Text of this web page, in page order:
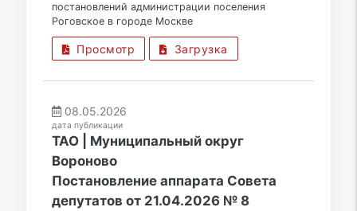
постановлений администрации поселения
Роговское в городе Москве
Просмотр Загрузка
08.05.2026
дата публикации
ТАО | Муниципальный округ
Вороново
Постановление аппарата Совета
депутатов от 21.04.2026 № 8